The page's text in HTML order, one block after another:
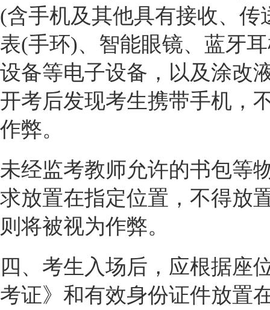
(含手机及其他具有接收、
表(手环)、智能眼镜、蓝牙
设备等电子设备，以及涂改
开考后发现考生携带手机，
作弊。
未经监考教师允许的书包等
求放置在指定位置，不得放
则将被视为作弊。
四、考生入场后，应根据座
考证》和有效身份证件放置